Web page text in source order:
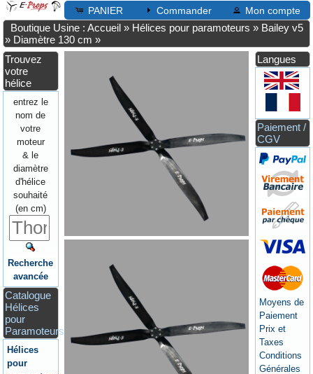
PANIER Commander Mon compte
Boutique Usine : Accueil » Hélices pour paramoteurs » Bailey v5
» Diamètre 130 cm »
Trouvez
votre
hélice
entrez le
nom de
votre
moteur
& le
diamètre
d'hélice
souhaité
(en cm)
Recherche
avancée
Catalogue
Hélices
pour
Paramoteurs
Hélices
pour
Langues
Paiement /
CGV
Moyens de
Paiement
Prix et
Taxes
Conditions
Générales